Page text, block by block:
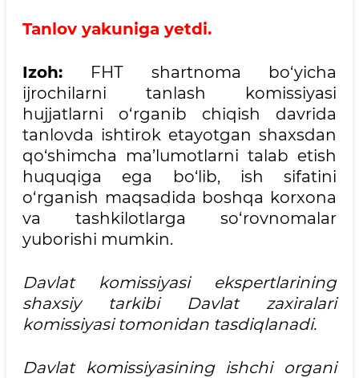
Tanlov yakuniga yetdi.
Izoh: FНТ shartnoma bo‘yicha
ijrochilarni tanlash komissiyasi
hujjatlarni o‘rganib chiqish davrida
tanlovda ishtirok etayotgan shaxsdan
qo‘shimcha ma’lumotlarni talab etish
huquqiga ega bo‘lib, ish sifatini
o‘rganish maqsadida boshqa korxona
va tashkilotlarga so‘rovnomalar
yuborishi mumkin.
Davlat komissiyasi ekspertlarining
shaxsiy tarkibi Davlat zaxiralari
komissiyasi tomonidan tasdiqlanadi.
Davlat komissiyasining ishchi organi